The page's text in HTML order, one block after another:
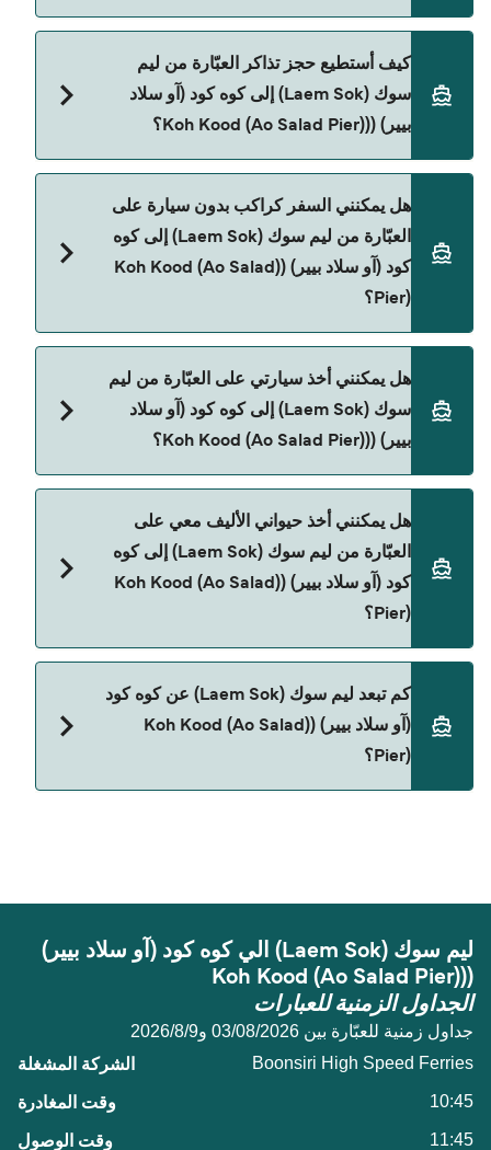
Sok) إلى كوه كود (آو سلاد بيير) ((Koh Kood (Ao Salad
Pier). وهي:
كيف أستطيع حجز تذاكر العبّارة من ليم
سوك (Laem Sok) إلى كوه كود (آو سلاد
بيير) ((Koh Kood (Ao Salad Pier)؟
صفحة العروض لمعرفة أحدث التخفيضات.
هل يمكنني السفر كراكب بدون سيارة على
العبّارة من ليم سوك (Laem Sok) إلى كوه
كود (آو سلاد بيير) ((Koh Kood (Ao Salad
Pier)؟
نعم، يمكنك السفر كراكب بدون سيارة من ليم سوك
(Laem Sok) إلى كوه كود (آو سلاد بيير) ((Koh Kood (Ao
Salad Pier) مع:
هل يمكنني أخذ سيارتي على العبّارة من ليم
سوك (Laem Sok) إلى كوه كود (آو سلاد
بيير) ((Koh Kood (Ao Salad Pier)؟
حالياً لا يُسمح للسيارات بالركوب على العبّارة من ليم
(Ao Salad Pier).
هل يمكنني أخذ حيواني الأليف معي على
العبّارة من ليم سوك (Laem Sok) إلى كوه
كود (آو سلاد بيير) ((Koh Kood (Ao Salad
Pier)؟
إلى جواز سفر للحيوان. يرجى مراجعة تعليمات شركات
العبّارات بخصوص الحيوانات. حالياً يمكنك أخذ حيواناتك
الأليفة على العبّارة مع:
كم تبعد ليم سوك (Laem Sok) عن كوه كود
(آو سلاد بيير) ((Koh Kood (Ao Salad
Pier)؟
ليم سوك (Laem Sok) الي كوه كود (آو سلاد بيير)
((Koh Kood (Ao Salad Pier)
الجداول الزمنية للعبارات
جداول زمنية للعبّارة بين 03/08/2026 و9‏/8‏/2026
Boonsiri High Speed Ferries
10:45
11:45